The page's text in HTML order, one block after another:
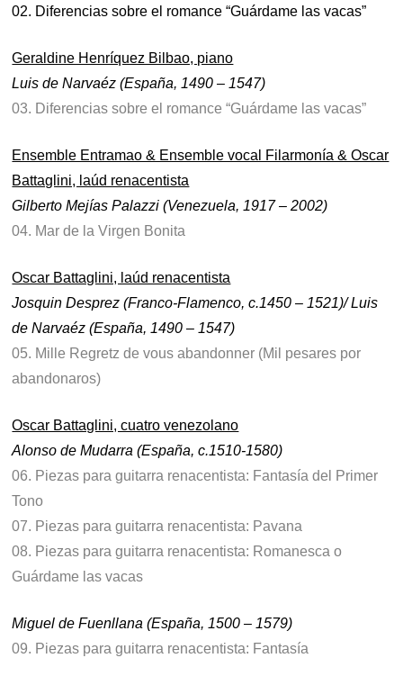
02. Diferencias sobre el romance “Guárdame las vacas”
Geraldine Henríquez Bilbao, piano
Luis de Narvaéz (España, 1490 – 1547)
03. Diferencias sobre el romance “Guárdame las vacas”
Ensemble Entramao & Ensemble vocal Filarmonía & Oscar
Battaglini, laúd renacentista
Gilberto Mejías Palazzi (Venezuela, 1917 – 2002)
04. Mar de la Virgen Bonita
Oscar Battaglini, laúd renacentista
Josquin Desprez (Franco-Flamenco, c.1450 – 1521)/ Luis
de Narvaéz (España, 1490 – 1547)
05. Mille Regretz de vous abandonner (Mil pesares por
abandonaros)
Oscar Battaglini, cuatro venezolano
Alonso de Mudarra (España, c.1510-1580)
06. Piezas para guitarra renacentista: Fantasía del Primer
Tono
07. Piezas para guitarra renacentista: Pavana
08. Piezas para guitarra renacentista: Romanesca o
Guárdame las vacas
Miguel de Fuenllana (España, 1500 – 1579)
09. Piezas para guitarra renacentista: Fantasía